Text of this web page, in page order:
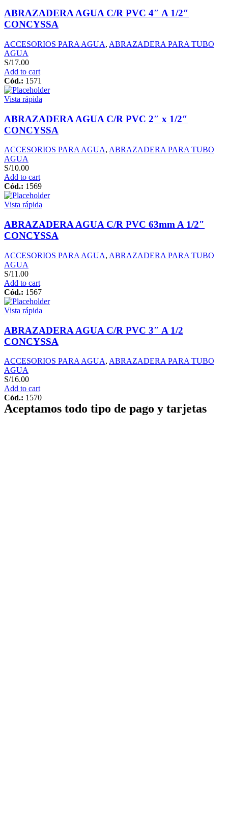
ABRAZADERA AGUA C/R PVC 4″ A 1/2″
CONCYSSA
ACCESORIOS PARA AGUA, ABRAZADERA PARA TUBO
AGUA
S/17.00
Add to cart
Cód.: 1571
Vista rápida
ABRAZADERA AGUA C/R PVC 2″ x 1/2″
CONCYSSA
ACCESORIOS PARA AGUA, ABRAZADERA PARA TUBO
AGUA
S/10.00
Add to cart
Cód.: 1569
Vista rápida
ABRAZADERA AGUA C/R PVC 63mm A 1/2″
CONCYSSA
ACCESORIOS PARA AGUA, ABRAZADERA PARA TUBO
AGUA
S/11.00
Add to cart
Cód.: 1567
Vista rápida
ABRAZADERA AGUA C/R PVC 3″ A 1/2
CONCYSSA
ACCESORIOS PARA AGUA, ABRAZADERA PARA TUBO
AGUA
S/16.00
Add to cart
Cód.: 1570
Aceptamos todo tipo de pago y tarjetas